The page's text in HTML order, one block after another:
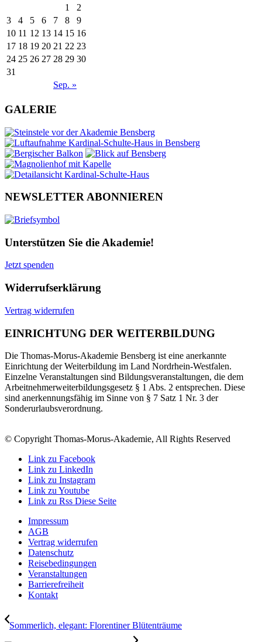
Sep. »
1
2
3
4 5 6 7 8
9
10 11 12 13 14 15 16
17 18 19 20 21 22 23
24 25 26 27 28 29 30
31
GALERIE
NEWSLETTER ABONNIEREN
Unterstützen Sie die Akademie!
Jetzt spenden
Widerrufserklärung
Vertrag widerrufen
EINRICHTUNG DER WEITERBILDUNG
Die Thomas-Morus-Akademie Bensberg ist eine anerkannte
Einrichtung der Weiterbildung im Land Nordrhein-Westfalen.
Einzelne Veranstaltungen sind Bildungsveranstaltungen, die dem
Arbeitnehmerweiterbildungsgesetz § 1 Abs. 2 entsprechen. Diese
sind anerkennungsfähig im Sinne von § 7 Satz 1 Nr. 3 der
Sonderurlaubsverordnung.
© Copyright Thomas-Morus-Akademie, All Rights Reserved
Link zu Facebook
Link zu LinkedIn
Link zu Instagram
Link zu Youtube
Link zu Rss Diese Seite
Impressum
AGB
Vertrag widerrufen
Datenschutz
Reisebedingungen
Veranstaltungen
Barrierefreiheit
Kontakt
Sommerlich, elegant: Florentiner Blütenträume